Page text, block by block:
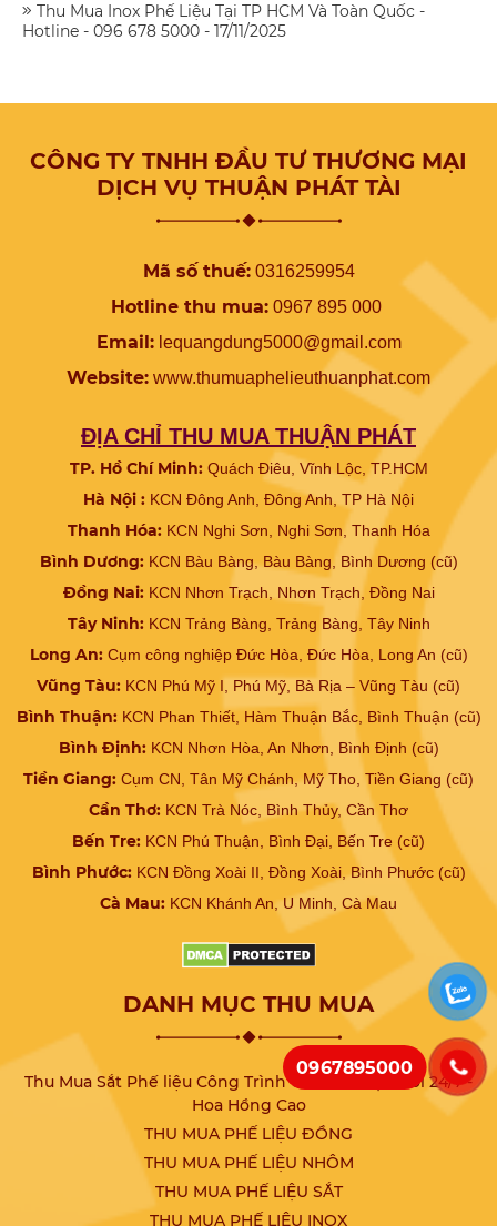
Thu Mua Inox Phế Liệu Tại TP HCM Và Toàn Quốc -
Hotline - 096 678 5000 - 17/11/2025
CÔNG TY TNHH ĐẦU TƯ THƯƠNG MẠI
DỊCH VỤ THUẬN PHÁT TÀI
Mã số thuế:0316259954
Hotline thu mua: 0967 895 000
Email:lequangdung5000@gmail.com
Website: www.thumuaphelieuthuanphat.com
ĐỊA CHỈ THU MUA THUẬN PHÁT
TP. Hồ Chí Minh:Quách Điêu, Vĩnh Lộc, TP.HCM
Hà Nội : KCN Đông Anh, Đông Anh, TP Hà Nội
Thanh Hóa:KCN Nghi Sơn, Nghi Sơn, Thanh Hóa
Bình Dương:KCN Bàu Bàng, Bàu Bàng, Bình Dương (cũ)
Đồng Nai: KCN Nhơn Trạch, Nhơn Trạch, Đồng Nai
Tây Ninh: KCN Trảng Bàng, Trảng Bàng, Tây Ninh
Long An: Cụm công nghiệp Đức Hòa, Đức Hòa, Long An (cũ)
Vũng Tàu: KCN Phú Mỹ I, Phú Mỹ, Bà Rịa – Vũng Tàu (cũ)
Bình Thuận:KCN Phan Thiết, Hàm Thuận Bắc, Bình Thuận (cũ)
Bình Định: KCN Nhơn Hòa, An Nhơn, Bình Định (cũ)
Tiền Giang: Cụm CN, Tân Mỹ Chánh, Mỹ Tho, Tiền Giang (cũ)
Cần Thơ: KCN Trà Nóc, Bình Thủy, Cần Thơ
Bến Tre: KCN Phú Thuận, Bình Đại, Bến Tre (cũ)
Bình Phước: KCN Đồng Xoài II, Đồng Xoài, Bình Phước (cũ)
Cà Mau: KCN Khánh An, U Minh, Cà Mau
DANH MỤC THU MUA
Thu Mua Sắt Phế liệu Công Trình Giá Cao - Tận Nơi 24/7 -
Hoa Hồng Cao
THU MUA PHẾ LIỆU ĐỒNG
THU MUA PHẾ LIỆU NHÔM
THU MUA PHẾ LIỆU SẮT
THU MUA PHẾ LIỆU INOX
0967895000